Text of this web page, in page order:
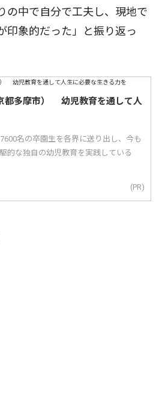
の中で自分で工夫し、現地で
印象的だった」と振り返っ
都多摩市） 幼児教育を通して人
名の卒園生を各界に送り出し、今も
的な独自の幼児教育を実践している
(PR)